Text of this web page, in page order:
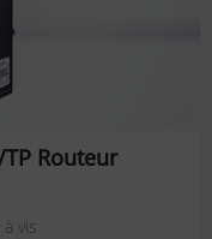
TP Routeur
vis